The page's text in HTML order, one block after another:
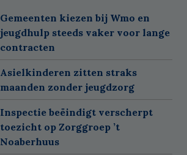
Gemeenten kiezen bij Wmo en
jeugdhulp steeds vaker voor lange
contracten
Asielkinderen zitten straks
maanden zonder jeugdzorg
Inspectie beëindigt verscherpt
toezicht op Zorggroep ’t
Noaberhuus